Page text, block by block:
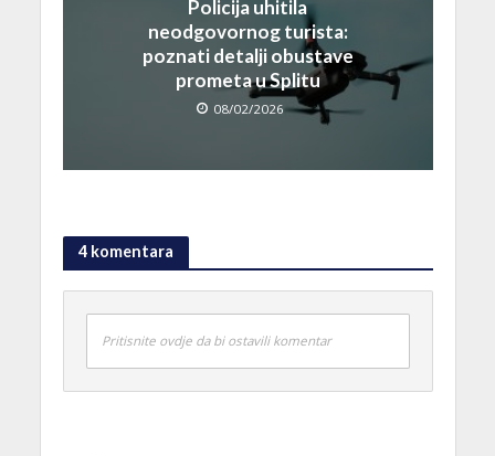
Policija uhitila
neodgovornog turista:
poznati detalji obustave
prometa u Splitu
08/02/2026
4 komentara
Pritisnite ovdje da bi ostavili komentar